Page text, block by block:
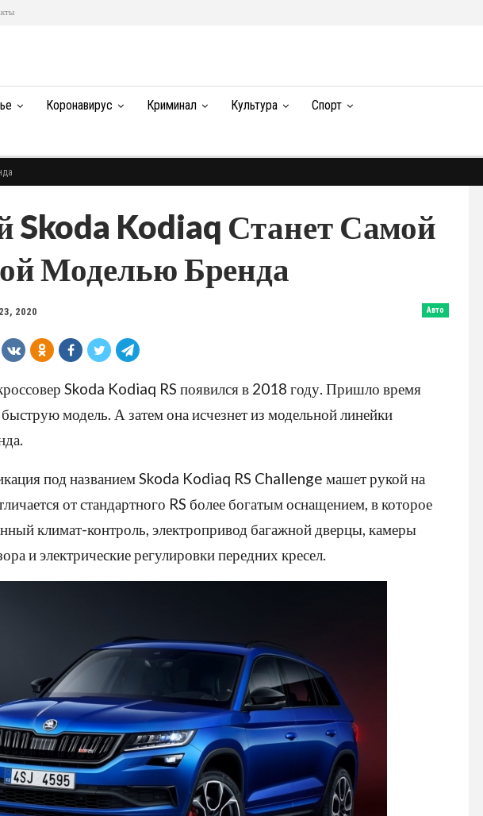
Коронавирус Криминал Культура Спорт
Skoda Kodiaq Станет Самой
Моделью Бренда
Авто
2020
Skoda Kodiaq RS появился в 2018 году. Пришло время
модель. А затем она исчезнет из модельной линейки
под названием Skoda Kodiaq RS Challenge машет рукой на
от стандартного RS более богатым оснащением, в которое
климат-контроль, электропривод багажной дверцы, камеры
и электрические регулировки передних кресел.